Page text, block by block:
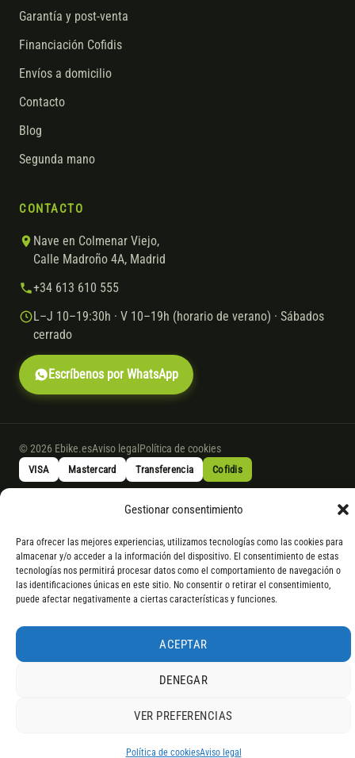
Gestionar consentimiento
Para ofrecer las mejores experiencias, utilizamos tecnologías como las cookies para
almacenar y/o acceder a la información del dispositivo. El consentimiento de estas
tecnologías nos permitirá procesar datos como el comportamiento de navegación o
las identificaciones únicas en este sitio. No consentir o retirar el consentimiento,
puede afectar negativamente a ciertas características y funciones.
ACEPTAR
DENEGAR
VER PREFERENCIAS
Política de cookiesAviso legal
Garantía y post-venta
Financiación Cofidis
Envíos a domicilio
Contacto
Blog
Segunda mano
CONTACTO
Nave en Colmenar Viejo,
Calle Madroño 4A, Madrid
+34 613 610 555
L–J 10–19:30h · V 10–19h (horario de verano) · Sábados
cerrado
Escríbenos por WhatsApp
© 2026 Ebike.esAviso legal Política de cookies
VISA Mastercard Transferencia Cofidis
Gasto de apertura: 4% hasta 18 meses y 7% a 24 meses. Consultatodos
los detallespor WhatsApp.
* Los modelos con entrega inmediata se envían 24 h laborables tras el
pago; los de bajo pedido se confirman con un asesor. Si no fuera posible
componentes es orientativa; los fabricantes pueden sustituir elementos
por otros equivalentes o superiores.
RESEÑAS DE